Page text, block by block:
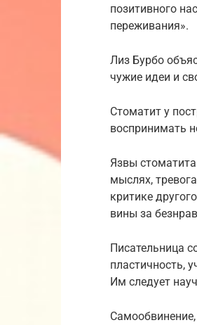
позитивного
переживания».
Лиз Бурбо
чужие идеи и
Стоматит у
воспринимать
Язвы
мыслях,
критике
вины за
Писательница
пластичность,
Им следует